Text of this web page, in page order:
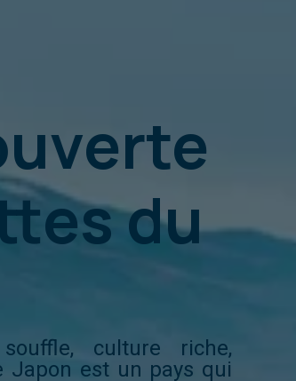
du
culture riche,
Japon est un pays qui